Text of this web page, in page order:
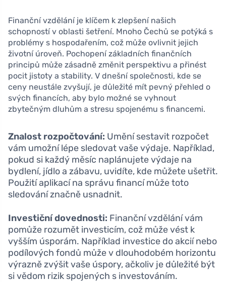
Finanční vzdělání je klíčem k zlepšení našich
schopností v oblasti šetření. Mnoho Čechů se potýká s
problémy s hospodařením, což může ovlivnit jejich
životní úroveň. Pochopení základních finančních
principů může zásadně změnit perspektivu a přinést
pocit jistoty a stability. V dnešní společnosti, kde se
ceny neustále zvyšují, je důležité mít pevný přehled o
svých financích, aby bylo možné se vyhnout
zbytečným dluhům a stresu spojenému s financemi.
Znalost rozpočtování: Umění sestavit rozpočet
vám umožní lépe sledovat vaše výdaje. Například,
pokud si každý měsíc naplánujete výdaje na
bydlení, jídlo a zábavu, uvidíte, kde můžete ušetřit.
Použití aplikací na správu financí může toto
sledování značně usnadnit.
Investiční dovednosti: Finanční vzdělání vám
pomůže rozumět investicím, což může vést k
vyšším úsporám. Například investice do akcií nebo
podílových fondů může v dlouhodobém horizontu
výrazně zvýšit vaše úspory, ačkoliv je důležité být
si vědom rizik spojených s investováním.